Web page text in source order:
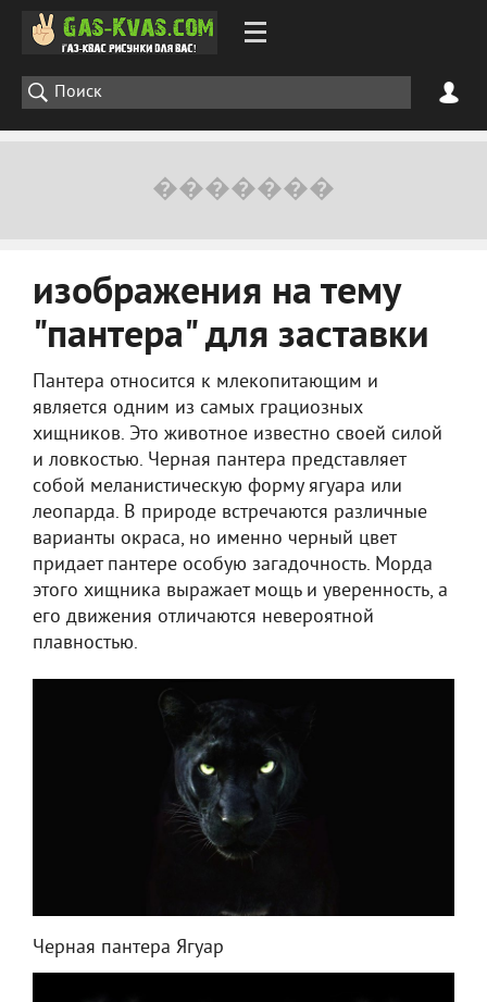
изображения на тему
"пантера" для заставки
Пантера относится к млекопитающим и
является одним из самых грациозных
хищников. Это животное известно своей силой
и ловкостью. Черная пантера представляет
собой меланистическую форму ягуара или
леопарда. В природе встречаются различные
варианты окраса, но именно черный цвет
придает пантере особую загадочность. Морда
этого хищника выражает мощь и уверенность, а
его движения отличаются невероятной
плавностью.
Черная пантера Ягуар